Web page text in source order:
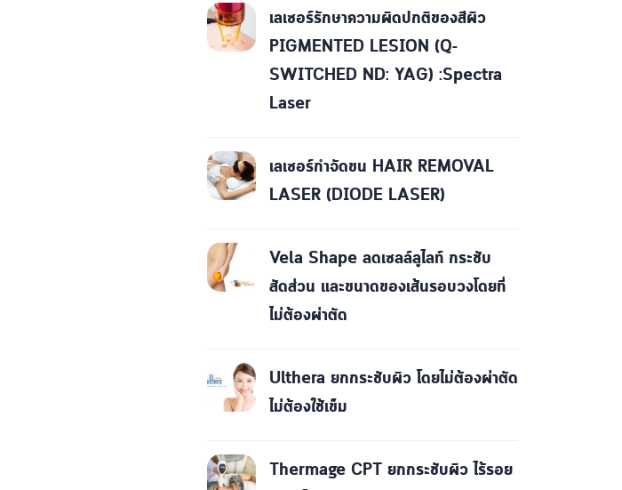
เลเซอร์รักษาความผิดปกติของสีผิว
PIGMENTED LESION (Q-
SWITCHED ND: YAG) :Spectra
Laser
เลเซอร์กำจัดขน HAIR REMOVAL
LASER (DIODE LASER)
Vela Shape ลดเซลล์ลูไลท์ กระชับ
สัดส่วน และขนาดของเส้นรอบวงโดยที่
ไม่ต้องผ่าตัด
Ulthera ยกกระชับผิว โดยไม่ต้องผ่าตัด
ไม่ต้องใช้เข็ม
Thermage CPT ยกกระชับผิว ไร้รอย